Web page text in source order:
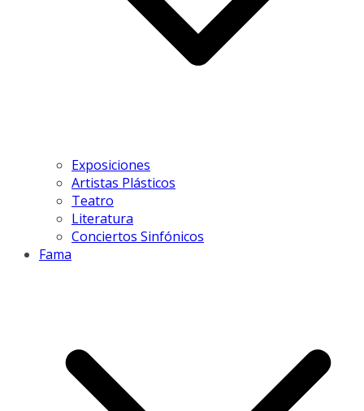
Exposiciones
Artistas Plásticos
Teatro
Literatura
Conciertos Sinfónicos
Fama